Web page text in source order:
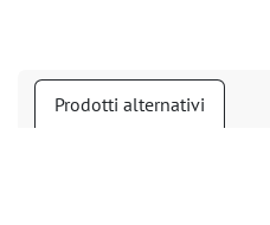
Prodotti alternativi